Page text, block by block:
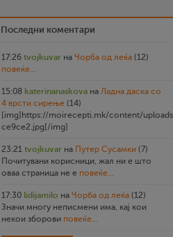
Последни коментари
17:26 tvojkuvar на Чорба од леќа (12)
повеќе...
15:08 katerinanaskova на Ладна даска со
4 врсти сирење (14)
[img]https://moirecepti.mk/content/
ce9ce2.jpg[/img]
23:21 tvojkuvar на Путер Сусамки (7)
Почитувани корисници, жал ни е што
оваа страница не е повеќе...
17:30 lidijamilo на Чорба од леќа (12)
Значи многу неписмени има, кај кои
некои зборови повеќе...